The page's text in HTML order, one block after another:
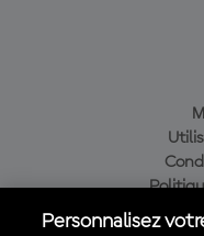
Personnalisez